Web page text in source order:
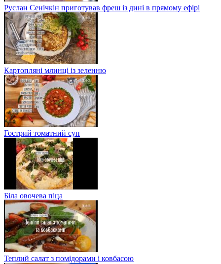
Руслан Сенічкін приготував фреш із дині в прямому ефірі
Картопляні млинці із зеленню
Гострий томатний суп
Біла овочева піца
Теплий салат з помідорами і ковбасою